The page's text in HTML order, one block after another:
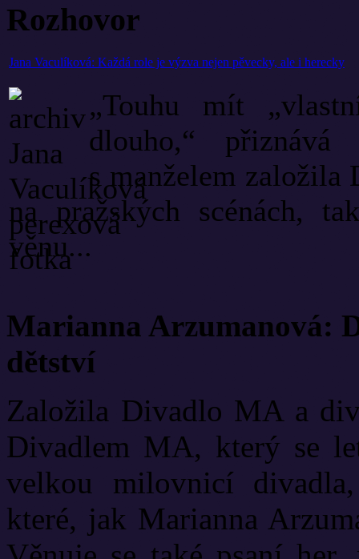
Rozhovor
Jana Vaculíková: Každá role je výzva nejen pěvecky, ale i herecky
„Touhu mít
dlouho,“
s manželem založila
na pražských scénách,
věnu...
Marianna Arzumanová:
dětství
Založila Divadlo MA a
Divadlem MA, který se
velkou milovnicí
které, jak Marianna